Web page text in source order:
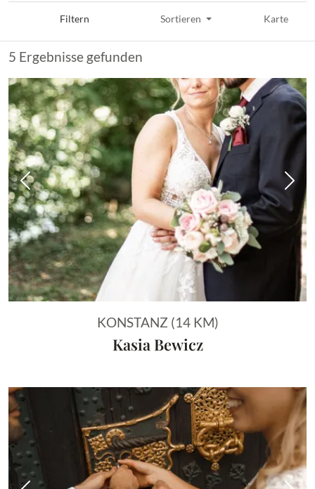
Filtern Sortieren Karte
5 Ergebnisse gefunden
Vorheriges Bild
KONSTANZ (14 KM)
Kasia Bewicz